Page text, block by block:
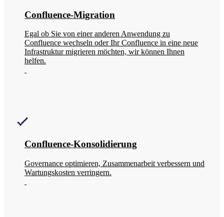
Confluence-Migration
Egal ob Sie von einer anderen Anwendung zu
Confluence wechseln oder Ihr Confluence in eine neue
Infrastruktur migrieren möchten, wir können Ihnen
helfen.
Confluence-Konsolidierung
Governance optimieren, Zusammenarbeit verbessern und
Wartungskosten verringern.